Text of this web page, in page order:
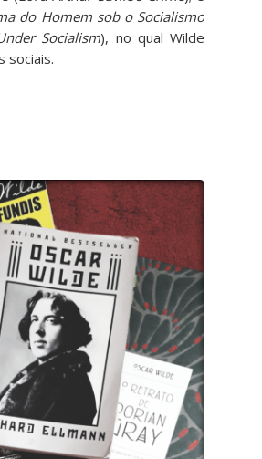
do Homem sob o Socialismo
Socialism), no qual Wilde
sociais.